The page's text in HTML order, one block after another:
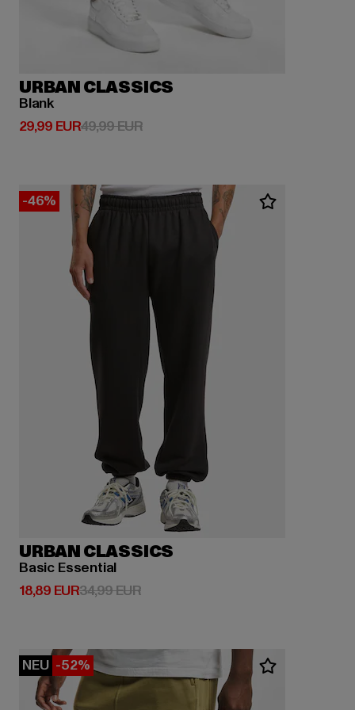
URBAN CLASSICS
Blank
29,99 EUR
Derzeitiger Preis: 29,99 EUR
49,99 EURAktionspreis: 49,99 EUR
-46%
URBAN CLASSICS
Basic Essential
18,89 EUR
Derzeitiger Preis: 18,89 EUR
34,99 EURAktionspreis: 34,99 EUR
NEU -52%